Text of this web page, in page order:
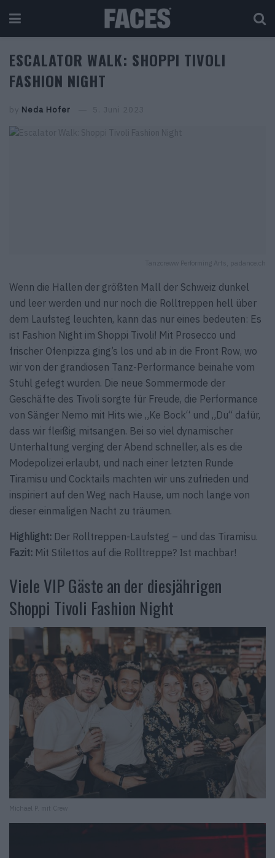
ESCALATOR WALK: SHOPPI TIVOLI
FASHION NIGHT
by Neda Hofer 5. Juni 2023
Tanzcreww Performing Arts, padance.ch
Wenn die Hallen der größten Mall der Schweiz dunkel
und leer werden und nur noch die Rolltreppen hell über
dem Laufsteg leuchten, kann das nur eines bedeuten: Es
ist Fashion Night im Shoppi Tivoli! Mit Prosecco und
frischer Ofenpizza ging’s los und ab in die Front Row, wo
wir von der grandiosen Tanz-Performance beinahe vom
Stuhl gefegt wurden. Die neue Sommermode der
Geschäfte des Tivoli sorgte für Freude, die Performance
von Sänger Nemo mit Hits wie „Ke Bock“ und „Du“ dafür,
dass wir fleißig mitsangen. Bei so viel dynamischer
Unterhaltung verging der Abend schneller, als es die
Modepolizei erlaubt, und nach einer letzten Runde
Tiramisu und Cocktails machten wir uns zufrieden und
inspiriert auf den Weg nach Hause, um noch lange von
dieser einmaligen Nacht zu träumen.
Highlight: Der Roll­treppen-Laufsteg – und das Tiramisu.
Fazit: Mit Stilettos auf die Rolltreppe? Ist machbar!
Viele VIP Gäste an der diesjährigen
Shoppi Tivoli Fashion Night
Michael P. mit Crew